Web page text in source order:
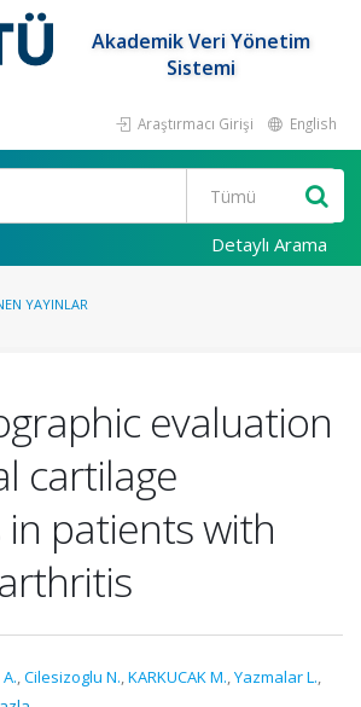
Akademik Veri Yönetim
Sistemi
Araştırmacı Girişi English
Detaylı Arama
YAYINLAR
evaluation
cartilage
patients with
,Cilesizoglu N.,KARKUCAK M.,Yazmalar L.,